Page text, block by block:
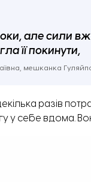
але сили
її покинути,
мешканка
разів
у себе вдома.